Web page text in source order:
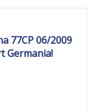
77CP 06/2009
Germania!